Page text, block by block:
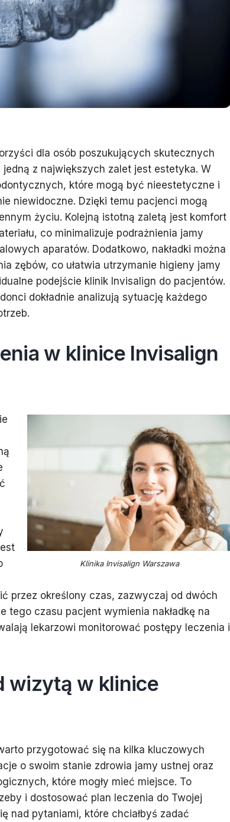
dla osób poszukujących skutecznych
z największych zalet jest estetyka. W
które mogą być nieestetyczne i
niewidoczne. Dzięki temu pacjenci mogą
życiu. Kolejną istotną zaletą jest komfort
co minimalizuje podrażnienia jamy
aparatów. Dodatkowo, nakładki można
zębów, co ułatwia utrzymanie higieny jamy
podejście klinik Invisalign do pacjentów.
dokładnie analizują sytuację każdego
w klinice Invisalign
Klinika Invisalign Warszawa
przez określony czas, zazwyczaj od dwóch
tego czasu pacjent wymienia nakładkę na
lekarzowi monitorować postępy leczenia i
wizytą w klinice
przygotować się na kilka kluczowych
o swoim stanie zdrowia jamy ustnej oraz
które mogły mieć miejsce. To
i dostosować plan leczenia do Twojej
nad pytaniami, które chciałbyś zadać